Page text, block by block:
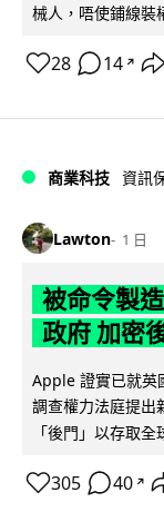
械人，唔使鋪線裝
28 14 ↗
商業科技 資訊
Lawton 1 日
被命令製
政府 加密
Apple 證實已就英
調查權力法庭提出
「後門」以存取全
305 40 ↗